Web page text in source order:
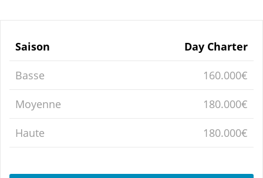
Saison Day Charter
Basse 160.000€
Moyenne 180.000€
Haute 180.000€